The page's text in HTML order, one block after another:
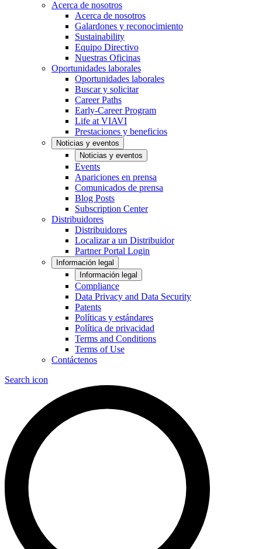
Acerca de nosotros
Acerca de nosotros
Galardones y reconocimiento
Sustainability
Equipo Directivo
Nuestras Oficinas
Oportunidades laborales
Oportunidades laborales
Buscar y solicitar
Career Paths
Early-Career Program
Life at VIAVI
Prestaciones y beneficios
Noticias y eventos
Noticias y eventos
Events
Apariciones en prensa
Comunicados de prensa
Blog Posts
Subscription Center
Distribuidores
Distribuidores
Localizar a un Distribuidor
Partner Portal Login
Información legal
Información legal
Compliance
Data Privacy and Data Security
Patents
Políticas y estándares
Política de privacidad
Terms and Conditions
Terms of Use
Contáctenos
Search icon